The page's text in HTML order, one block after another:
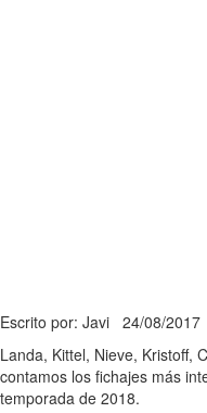
Escrito por: Javi 24/08/2017
Landa, Kittel, Nieve, Kristoff,
contamos los fichajes más
temporada de 2018.